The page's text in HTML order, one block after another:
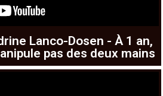
Lanco-Dosen - À 1 an,
pas des deux mains